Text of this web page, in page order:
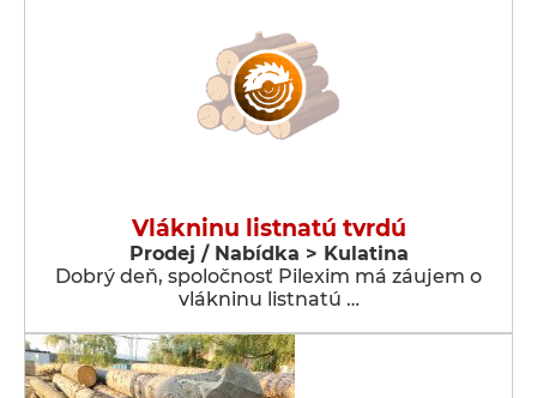
Vlákninu listnatú tvrdú
Prodej / Nabídka > Kulatina
Dobrý deň, spoločnosť Pilexim má záujem o
vlákninu listnatú …